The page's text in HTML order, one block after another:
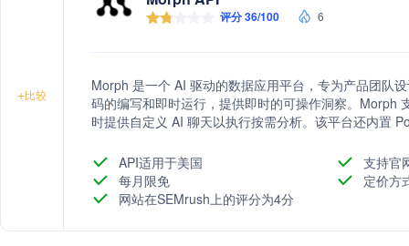
+比较
评分 36/100 6
Morph 是一个 AI 驱动的数据应用平台，专为产品团队
码的编写和即时运行，提供即时的可操作洞察。Morph
时提供自定义 AI 聊天以执行按需分析。该平台还内置
API适用于美国
支持官
每月限免
定价方
网站在SEMrush上的评分为4分